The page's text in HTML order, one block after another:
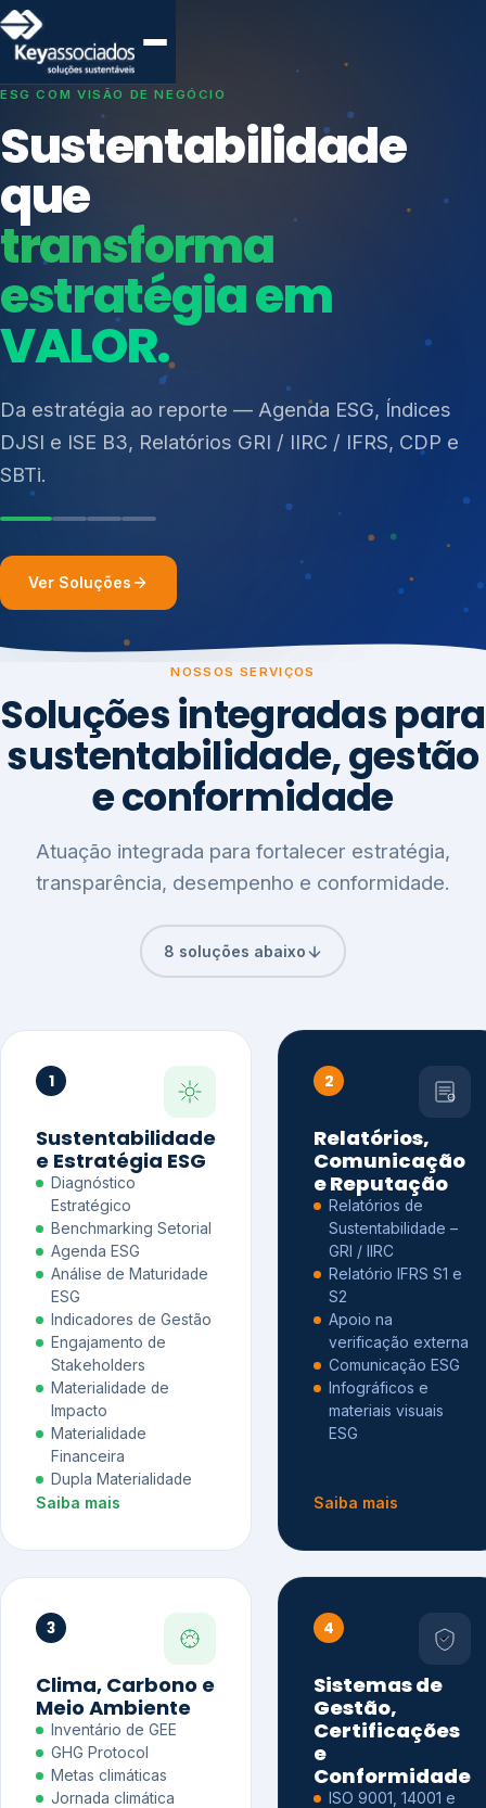
SISTEMAS DE GESTÃO OTIMIZADOS E INTEGRADOS
Conformidade que
protege seu
negócio.
Consultoria, auditoria e treinamentos em ISO 27001,
ISO 27701, ISO 42001, ISO 37001, ISO 9001, ISO
14001, ISO 45001, ONA e PNQ — Gestão de
resíduos sólidos (PGRS/PMGRS).
Índices de Mercado
Mudanças Climáticas
Reputação e Cadeia
Reporte Regulatório
Ver Soluções
NOSSOS SERVIÇOS
Soluções integradas para
sustentabilidade, gestão
e conformidade
Atuação integrada para fortalecer estratégia,
transparência, desempenho e conformidade.
8 soluções abaixo
1
Sustentabilidade
e Estratégia ESG
Diagnóstico
Estratégico
Benchmarking Setorial
Agenda ESG
Análise de Maturidade
ESG
Indicadores de Gestão
Engajamento de
Stakeholders
Materialidade de
Impacto
Materialidade
Financeira
Dupla Materialidade
Saiba mais
2
Relatórios,
Comunicação
e Reputação
Relatórios de
Sustentabilidade –
GRI / IIRC
Relatório IFRS S1 e
S2
Apoio na
verificação externa
Comunicação ESG
Infográficos e
materiais visuais
ESG
Saiba mais
3
Clima, Carbono e
Meio Ambiente
Inventário de GEE
GHG Protocol
Metas climáticas
Jornada climática
4
Sistemas de
Gestão,
Certificações
e
Conformidade
ISO 9001, 14001 e